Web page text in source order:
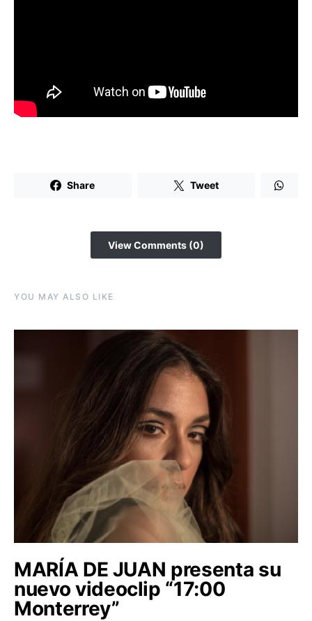
Share Tweet
View Comments (0)
YOU MAY ALSO LIKE
MARÍA DE JUAN presenta su
nuevo videoclip “17:00
Monterrey”